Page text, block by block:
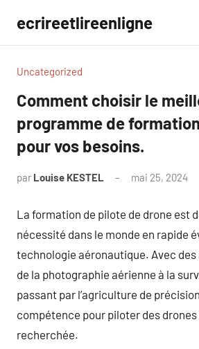
contenu
ecrireetlireenligne
Uncategorized
Comment choisir le
programme de
pour vos besoins.
par Louise KESTEL mai 25, 2024
La formation de pilote de drone est
nécessité dans le monde en rapide
technologie aéronautique. Avec
de la photographie aérienne à la
passant par l’agriculture de
compétence pour piloter des drones
recherchée.